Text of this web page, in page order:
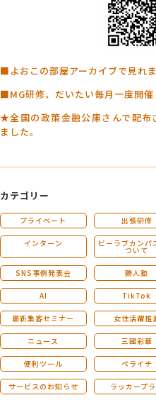
■よおこの部屋アーカイブで見れま
■MG研修、だいたい毎月一度開催
★全国の政策金融公庫さんで配布
ました。
カテゴリー
プライベート 出張研修
インターン ビーラブカンパ
ついて
SNS事例発表会 勝人塾
AI TikTok
最新集客セミナー 女性活躍推
ニュース 三國彩華
便利ツール ペライチ
サービスのお知らせ ラッカープ